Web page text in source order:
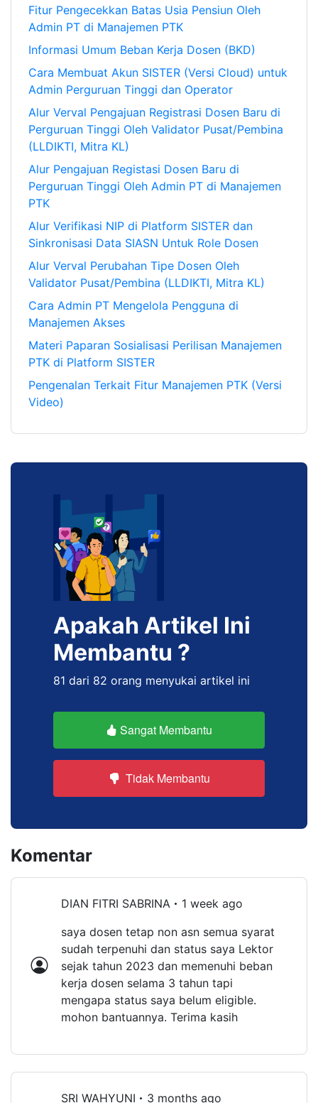
Fitur Pengecekkan Batas Usia Pensiun Oleh
Admin PT di Manajemen PTK
Informasi Umum Beban Kerja Dosen (BKD)
Cara Membuat Akun SISTER (Versi Cloud) untuk
Admin Perguruan Tinggi dan Operator
Alur Verval Pengajuan Registrasi Dosen Baru di
Perguruan Tinggi Oleh Validator Pusat/Pembina
(LLDIKTI, Mitra KL)
Alur Pengajuan Registasi Dosen Baru di
Perguruan Tinggi Oleh Admin PT di Manajemen
PTK
Alur Verifikasi NIP di Platform SISTER dan
Sinkronisasi Data SIASN Untuk Role Dosen
Alur Verval Perubahan Tipe Dosen Oleh
Validator Pusat/Pembina (LLDIKTI, Mitra KL)
Cara Admin PT Mengelola Pengguna di
Manajemen Akses
Materi Paparan Sosialisasi Perilisan Manajemen
PTK di Platform SISTER
Pengenalan Terkait Fitur Manajemen PTK (Versi
Video)
Apakah Artikel Ini
Membantu ?
81 dari 82 orang menyukai artikel ini
Sangat Membantu
Tidak Membantu
Komentar
DIAN FITRI SABRINA
1 week ago
saya dosen tetap non asn semua syarat
sudah terpenuhi dan status saya Lektor
sejak tahun 2023 dan memenuhi beban
kerja dosen selama 3 tahun tapi
mengapa status saya belum eligible.
mohon bantuannya. Terima kasih
SRI WAHYUNI
3 months ago